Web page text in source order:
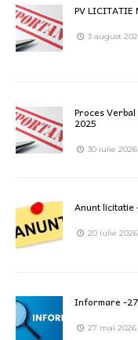
PV LICITATIE
3 august
Proces
2025
30 iulie 2026
Anunt licitatie
20 iulie 2026
Informare -
27 mai 2026